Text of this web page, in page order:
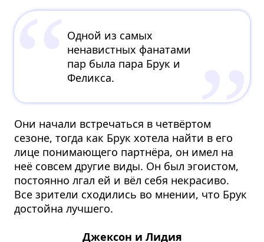
Одной из самых
ненавистных фанатами
пар была пара Брук и
Феликса.
Они начали встречаться в четвёртом
сезоне, тогда как Брук хотела найти в его
лице понимающего партнёра, он имел на
неё совсем другие виды. Он был эгоистом,
постоянно лгал ей и вёл себя некрасиво.
Все зрители сходились во мнении, что Брук
достойна лучшего.
Джексон и Лидия